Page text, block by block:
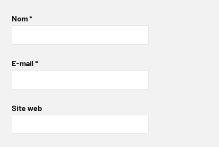
Nom*
E-mail *
Site web